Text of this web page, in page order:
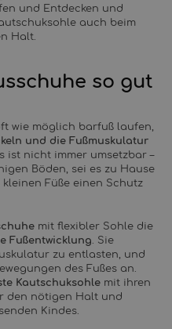
und Entdecken und
auch beim
Halt.
so gut
wie möglich barfuß laufen,
und die Fußmuskulatur
ist nicht immer umsetzbar –
Böden, sei es zu Hause
Füße einen Schutz
mit flexibler Sohle die
Fußentwicklung . Sie
zu entlasten, und
des Fußes an.
Kautschuksohle mit ihren
den nötigen Halt und
Kindes.